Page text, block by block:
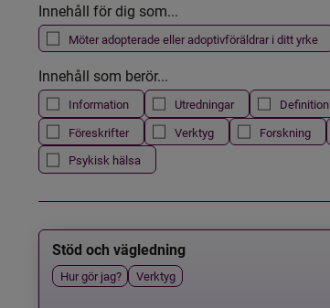
Innehåll för dig som...
Möter adopterade eller adoptivföräldrar i ditt yrke
Innehåll som berör...
Information Utredningar Definition
Föreskrifter
Verktyg Forskning
Psykisk hälsa
Stöd och vägledning
Hur gör jag? Verktyg